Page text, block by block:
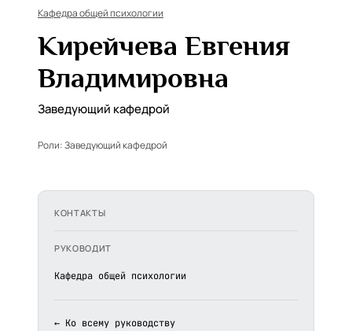
Кафедра общей психологии
Кирейчева Евгения
Владимировна
Заведующий кафедрой
Роли:Заведующий кафедрой
КОНТАКТЫ
РУКОВОДИТ
Кафедра общей психологии
← Ко всему руководству